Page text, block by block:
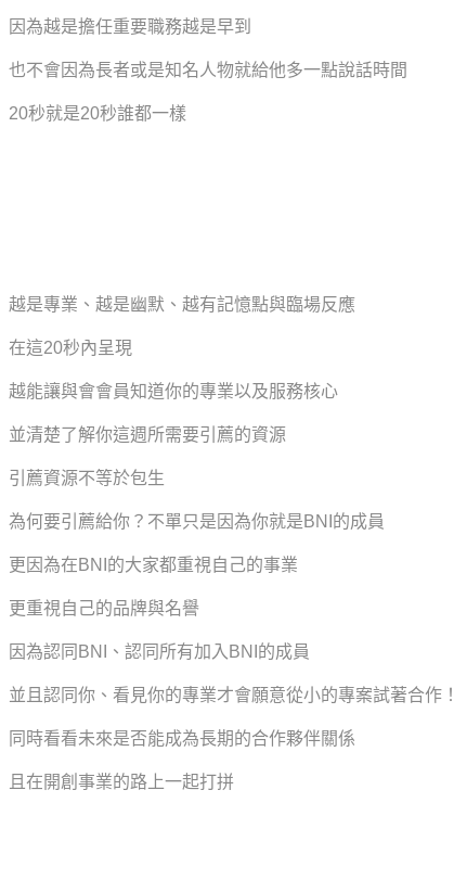
因為越是擔任重要職務越是早到
也不會因為長者或是知名人物就給他多一點說話時間
20秒就是20秒誰都一樣
越是專業、越是幽默、越有記憶點與臨場反應
在這20秒內呈現
越能讓與會會員知道你的專業以及服務核心
並清楚了解你這週所需要引薦的資源
引薦資源不等於包生
為何要引薦給你？不單只是因為你就是BNI的成員
更因為在BNI的大家都重視自己的事業
更重視自己的品牌與名譽
因為認同BNI、認同所有加入BNI的成員
並且認同你、看見你的專業才會願意從小的專案試著合作！
同時看看未來是否能成為長期的合作夥伴關係
且在開創事業的路上一起打拼